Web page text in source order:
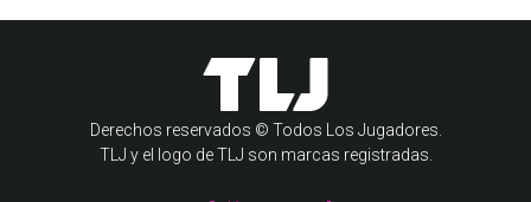
Derechos reservados © Todos Los Jugadores.
TLJ y el logo de TLJ son marcas registradas.